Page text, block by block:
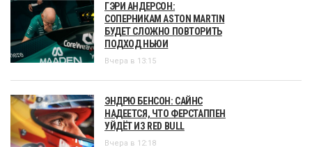
ГЭРИ АНДЕРСОН:
СОПЕРНИКАМ ASTON MARTIN
БУДЕТ СЛОЖНО ПОВТОРИТЬ
ПОДХОД НЬЮИ
Вчера в 13:15
ЭНДРЮ БЕНСОН: САЙНС
НАДЕЕТСЯ, ЧТО ФЕРСТАППЕН
УЙДЁТ ИЗ RED BULL
Вчера в 12:18